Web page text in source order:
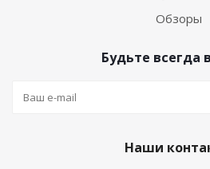
Обзоры
Будьте всегда
Наши